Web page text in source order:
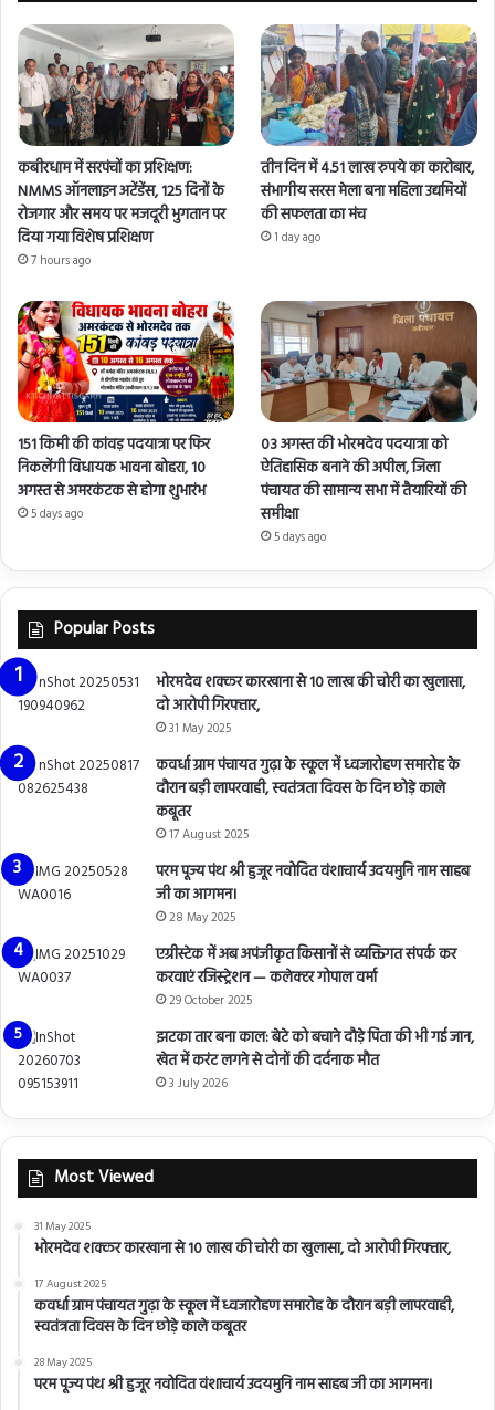
कबीरधाम में सरपंचों का प्रशिक्षण:
NMMS ऑनलाइन अटेंडेंस, 125 दिनों के
रोजगार और समय पर मजदूरी भुगतान पर
दिया गया विशेष प्रशिक्षण
7 hours ago
तीन दिन में 4.51 लाख रुपये का कारोबार,
संभागीय सरस मेला बना महिला उद्यमियों
की सफलता का मंच
1 day ago
151 किमी की कांवड़ पदयात्रा पर फिर
निकलेंगी विधायक भावना बोहरा, 10
अगस्त से अमरकंटक से होगा शुभारंभ
5 days ago
03 अगस्त की भोरमदेव पदयात्रा को
ऐतिहासिक बनाने की अपील, जिला
पंचायत की सामान्य सभा में तैयारियों की
समीक्षा
5 days ago
Popular Posts
भोरमदेव शक्कर कारखाना से 10 लाख की चोरी का खुलासा,
दो आरोपी गिरफ्तार,
31 May 2025
कवर्धा ग्राम पंचायत गुढ़ा के स्कूल में ध्वजारोहण समारोह के
दौरान बड़ी लापरवाही, स्वतंत्रता दिवस के दिन छोड़े काले
कबूतर
17 August 2025
परम पूज्य पंथ श्री हुजूर नवोदित वंशाचार्य उदयमुनि नाम साहब
जी का आगमन।
28 May 2025
एग्रीस्टेक में अब अपंजीकृत किसानों से व्यक्तिगत संपर्क कर
करवाएं रजिस्ट्रेशन — कलेक्टर गोपाल वर्मा
29 October 2025
झटका तार बना काल: बेटे को बचाने दौड़े पिता की भी गई जान,
खेत में करंट लगने से दोनों की दर्दनाक मौत
3 July 2026
Most Viewed
31 May 2025
भोरमदेव शक्कर कारखाना से 10 लाख की चोरी का खुलासा, दो आरोपी गिरफ्तार,
17 August 2025
कवर्धा ग्राम पंचायत गुढ़ा के स्कूल में ध्वजारोहण समारोह के दौरान बड़ी लापरवाही,
स्वतंत्रता दिवस के दिन छोड़े काले कबूतर
28 May 2025
परम पूज्य पंथ श्री हुजूर नवोदित वंशाचार्य उदयमुनि नाम साहब जी का आगमन।